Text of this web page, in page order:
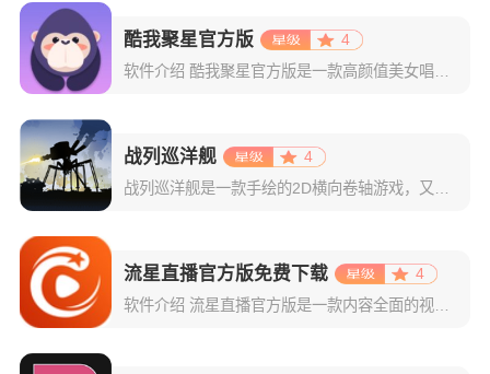
酷我聚星官方版
4
软件介绍 酷我聚星官方版是一款高颜值美女唱歌直播平台，有着多位声音优美的主播为你演唱多首热门歌曲，无论是画
战列巡洋舰
4
流星直播官方版免费下载
4